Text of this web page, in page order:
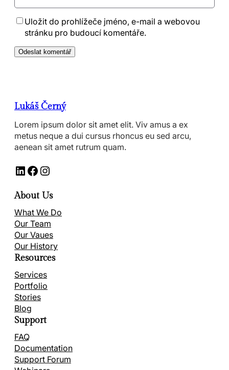
Uložit do prohlížeče jméno, e-mail a webovou
stránku pro budoucí komentáře.
Lukáš Černý
Lorem ipsum dolor sit amet elit. Viv amus a ex
metus neque a dui cursus rhoncus eu sed arcu,
aenean sit amet rutrum quam.
LinkedIn Facebook Instagram
About Us
What We Do
Our Team
Our Vaues
Our History
Resources
Services
Portfolio
Stories
Blog
Support
FAQ
Documentation
Support Forum